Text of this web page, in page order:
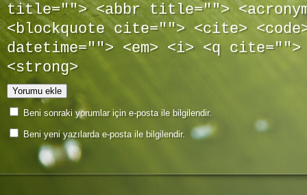
title=""> <abbr title="">
<blockquote cite=""> <cite>
datetime=""> <em> <i> <q
<strong>
Beni sonraki yorumlar için e-posta ile bilgilendir.
Beni yeni yazılarda e-posta ile bilgilendir.